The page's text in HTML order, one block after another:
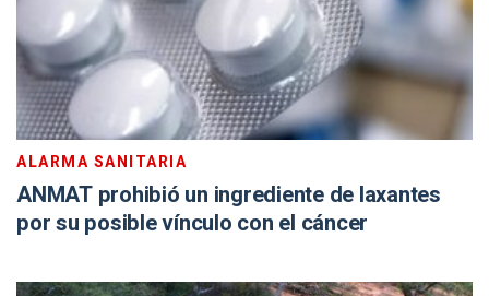
ALARMA SANITARIA
ANMAT prohibió un ingrediente de laxantes
por su posible vínculo con el cáncer